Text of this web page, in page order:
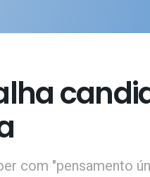
com "pensamento